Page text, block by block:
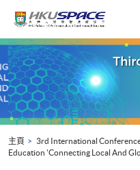
content
Main
content
start
主頁
3rd International
Education 'Connecting Local And